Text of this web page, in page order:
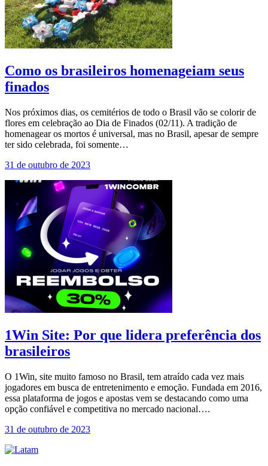
Como os brasileiros homenageiam seus
finados
Nos próximos dias, os cemitérios de todo o Brasil vão se colorir de
flores em celebração ao Dia de Finados (02/11). A tradição de
homenagear os mortos é universal, mas no Brasil, apesar de sempre
ter sido celebrada, foi somente…
31 de outubro de 2023
1Win Site: Por que lidera preferência dos
brasileiros
O 1Win, site muito famoso no Brasil, tem atraído cada vez mais
jogadores em busca de entretenimento e emoção. Fundada em 2016,
essa plataforma de jogos e apostas vem se destacando como uma
opção confiável e competitiva no mercado nacional….
31 de outubro de 2023